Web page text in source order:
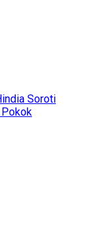
Soroti